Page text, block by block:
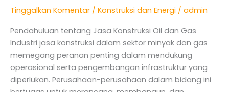
Tinggalkan Komentar / Konstruksi dan Energi / admin
Pendahuluan tentang Jasa Konstruksi Oil dan Gas
Industri jasa konstruksi dalam sektor minyak dan gas
memegang peranan penting dalam mendukung
operasional serta pengembangan infrastruktur yang
diperlukan. Perusahaan-perusahaan dalam bidang ini
Jasa
Oil
dan
Gas